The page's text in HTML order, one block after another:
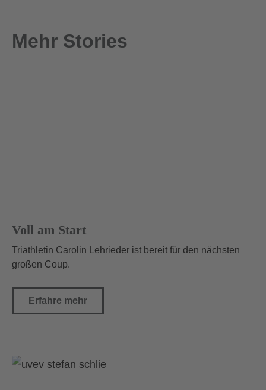
Mehr Stories
Voll am Start
Triathletin Carolin Lehrieder ist bereit für den nächsten
großen Coup.
Erfahre mehr